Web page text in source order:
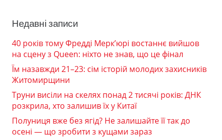
Недавні записи
40 років тому Фредді Мерк’юрі востаннє вийшов
на сцену з Queen: ніхто не знав, що це фінал
Їм назавжди 21–23: сім історій молодих захисників
Житомирщини
Труни висіли на скелях понад 2 тисячі років: ДНК
розкрила, хто залишив їх у Китаї
Полуниця вже без ягід? Не залишайте її так до
осені — що зробити з кущами зараз